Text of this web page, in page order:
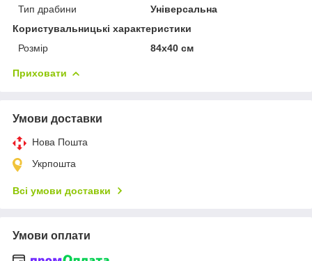
Тип драбини
Універсальна
Користувальницькі характеристики
Розмір
84х40 см
Приховати
Умови доставки
Нова Пошта
Укрпошта
Всі умови доставки
Умови оплати